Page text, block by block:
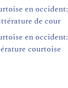
en occident:
de cour
en occident:
courtoise